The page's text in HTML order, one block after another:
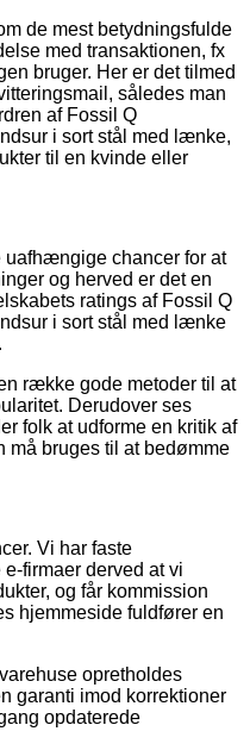
de mest betydningsfulde
med transaktionen, fx
bruger. Her er det tilmed
således man
af Fossil Q
i sort stål med lænke,
til en kvinde eller
uafhængige chancer for at
og herved er det en
ratings af Fossil Q
i sort stål med lænke
række gode metoder til at
Derudover ses
folk at udforme en kritik af
må bruges til at bedømme
Vi har faste
firmaer derved at vi
og får kommission
hjemmeside fuldfører en
opretholdes
garanti imod korrektioner
opdaterede